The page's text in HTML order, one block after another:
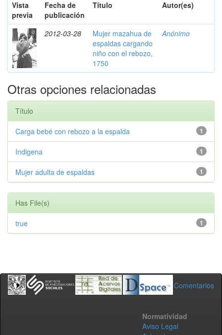
Vista
previa
Fecha de
publicación
Título Autor(es)
2012-03-28
Mujer mazahua de
espaldas cargando
niño con el rebozo,
1750
Anónimo
Otras opciones relacionadas
Título
1
Carga bebé con rebozo a la espalda
1
Indigena
1
Mujer adulta de espaldas
Has File(s)
1
true
Comentarios
Normatividad
Aviso Legal